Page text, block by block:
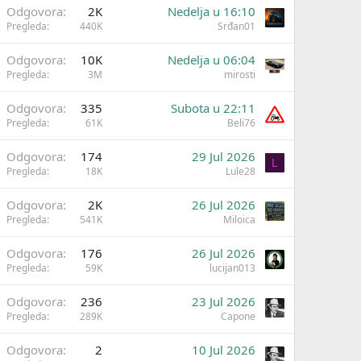
Odgovora 2K
Pregleda 440K
Nedelja u 16:10
Srđan01
Odgovora 10K
Pregleda 3M
Nedelja u 06:04
mirosti
Odgovora 335
Pregleda 61K
Subota u 22:11
Beli76
Odgovora 174
Pregleda 18K
29 Jul 2026
Lule28
L
Odgovora 2K
Pregleda 541K
26 Jul 2026
Miloica
Odgovora 176
Pregleda 59K
26 Jul 2026
lucijan013
Odgovora 236
Pregleda 289K
23 Jul 2026
Capone
Odgovora 2 10 Jul 2026